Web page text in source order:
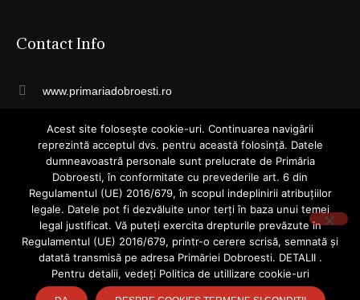
Contact Info
www.primariadobroesti.ro
registratura@primariadobroesti.ro
Telefon: 031 4055015
Str. Cuza Voda, Nr. 23, Dobroesti
Ilfov
077085
Acest site folosește cookie-uri. Continuarea navigării
reprezintă acceptul dvs. pentru această folosință. Datele
dumneavoastră personale sunt prelucrate de Primăria
Dobroesti, în conformitate cu prevederile art. 6 din
Regulamentul (UE) 2016/679, în scopul indeplinirii atribuțiilor
legale. Datele pot fi dezvăluite unor terți în baza unui temei
legal justificat. Vă puteți exercita drepturile prevăzute în
Regulamentul (UE) 2016/679, printr-o cerere scrisă, semnată și
datată transmisă pe adresa Primăriei Dobroesti. DETALII .
Pentru detalii, vedeți Politica de utillizare cookie-uri